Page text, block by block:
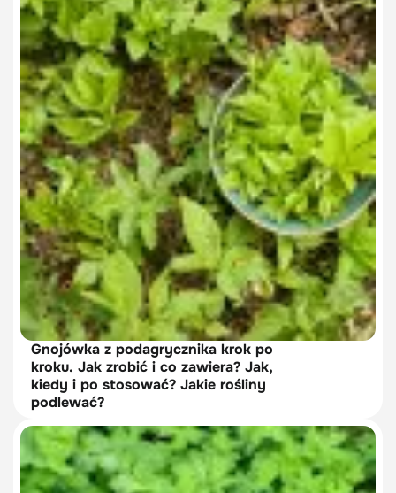
Gnojówka z podagrycznika krok po
kroku. Jak zrobić i co zawiera? Jak,
kiedy i po stosować? Jakie rośliny
podlewać?